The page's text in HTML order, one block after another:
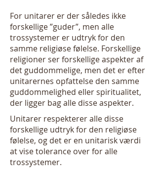
For unitarer er der således ikke
forskellige ”guder”, men alle
trossystemer er udtryk for den
samme religiøse følelse. Forskellige
religioner ser forskellige aspekter af
det guddommelige, men det er efter
unitarernes opfattelse den samme
guddommelighed eller spiritualitet,
der ligger bag alle disse aspekter.
Unitarer respekterer alle disse
forskellige udtryk for den religiøse
følelse, og det er en unitarisk værdi
at vise tolerance over for alle
trossystemer.